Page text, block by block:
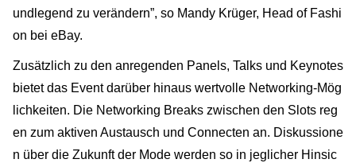
undlegend zu verändern”, so Mandy Krüger, Head of Fashi
on bei eBay.
Zusätzlich zu den anregenden Panels, Talks und Keynotes
bietet das Event darüber hinaus wertvolle Networking-Mög
lichkeiten. Die Networking Breaks zwischen den Slots reg
en zum aktiven Austausch und Connecten an. Diskussione
n über die Zukunft der Mode werden so in jeglicher Hinsic